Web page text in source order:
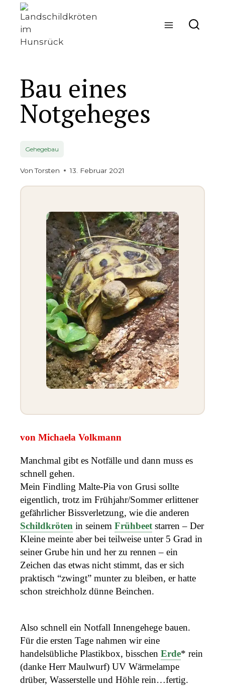
Zum
Inhalt
springen
Bau eines
Notgeheges
Gehegebau
Von Torsten 13. Februar 2021
von Michaela Volkmann
Manchmal gibt es Notfälle und dann muss es
schnell gehen.
Mein Findling Malte-Pia von Grusi sollte
eigentlich, trotz im Frühjahr/Sommer erlittener
gefährlicher Bissverletzung, wie die anderen
Schildkröten in seinem Frühbeet starren – Der
Kleine meinte aber bei teilweise unter 5 Grad in
seiner Grube hin und her zu rennen – ein
Zeichen das etwas nicht stimmt, das er sich
praktisch “zwingt” munter zu bleiben, er hatte
schon streichholz dünne Beinchen.
Also schnell ein Notfall Innengehege bauen.
Für die ersten Tage nahmen wir eine
handelsübliche Plastikbox, bisschen Erde* rein
(danke Herr Maulwurf) UV Wärmelampe
drüber, Wasserstelle und Höhle rein…fertig.